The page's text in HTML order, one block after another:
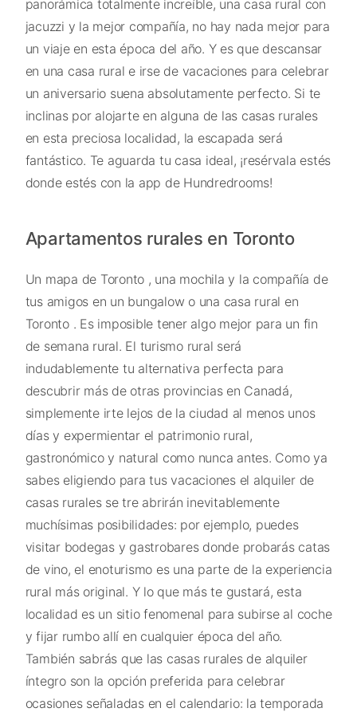
panorámica totalmente increíble, una casa rural con
jacuzzi y la mejor compañía, no hay nada mejor para
un viaje en esta época del año. Y es que descansar
en una casa rural e irse de vacaciones para celebrar
un aniversario suena absolutamente perfecto. Si te
inclinas por alojarte en alguna de las casas rurales
en esta preciosa localidad, la escapada será
fantástico. Te aguarda tu casa ideal, ¡resérvala estés
donde estés con la app de Hundredrooms!
Apartamentos rurales en Toronto
Un mapa de Toronto , una mochila y la compañía de
tus amigos en un bungalow o una casa rural en
Toronto . Es imposible tener algo mejor para un fin
de semana rural. El turismo rural será
indudablemente tu alternativa perfecta para
descubrir más de otras provincias en Canadá,
simplemente irte lejos de la ciudad al menos unos
días y expermientar el patrimonio rural,
gastronómico y natural como nunca antes. Como ya
sabes eligiendo para tus vacaciones el alquiler de
casas rurales se tre abrirán inevitablemente
muchísimas posibilidades: por ejemplo, puedes
visitar bodegas y gastrobares donde probarás catas
de vino, el enoturismo es una parte de la experiencia
rural más original. Y lo que más te gustará, esta
localidad es un sitio fenomenal para subirse al coche
y fijar rumbo allí en cualquier época del año.
También sabrás que las casas rurales de alquiler
íntegro son la opción preferida para celebrar
ocasiones señaladas en el calendario: la temporada